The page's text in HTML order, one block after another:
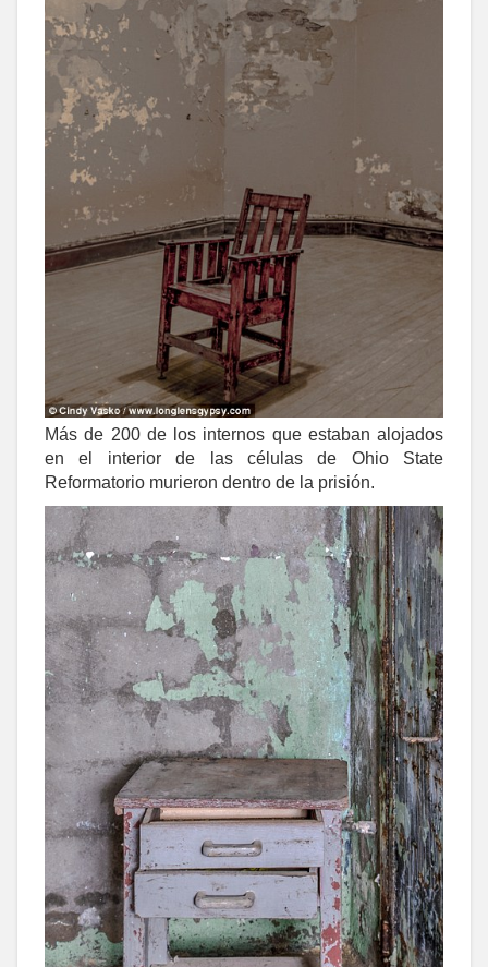
Más de 200 de los internos que estaban alojados
en el interior de las células de Ohio State
Reformatorio murieron dentro de la prisión.